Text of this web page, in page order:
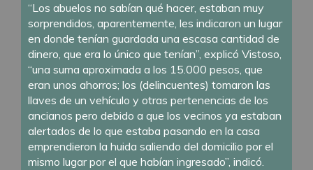
“Los abuelos no sabían qué hacer, estaban muy
sorprendidos, aparentemente, les indicaron un lugar
en donde tenían guardada una escasa cantidad de
dinero, que era lo único que tenían”, explicó Vistoso,
“una suma aproximada a los 15.000 pesos, que
eran unos ahorros; los (delincuentes) tomaron las
llaves de un vehículo y otras pertenencias de los
ancianos pero debido a que los vecinos ya estaban
alertados de lo que estaba pasando en la casa
emprendieron la huida saliendo del domicilio por el
mismo lugar por el que habían ingresado”, indicó.